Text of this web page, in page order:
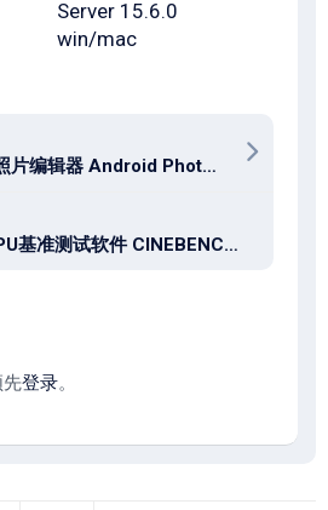
Server 15.6.0
win/mac
功能强大的高级照片编辑器 Android Photo Editor Pro 1.742.256 修改版
电脑CPU和GPU基准测试软件 CINEBENCH 2026.1.2 for win+mac
先登录。